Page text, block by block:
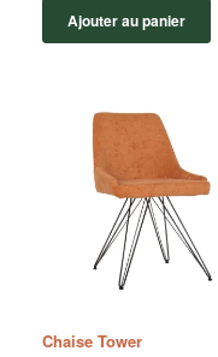
Ajouter au panier
Chaise Tower